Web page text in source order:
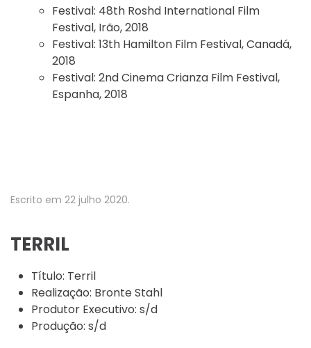
Festival: 48th Roshd International Film
Festival, Irão, 2018
Festival: 13th Hamilton Film Festival, Canadá,
2018
Festival: 2nd Cinema Crianza Film Festival,
Espanha, 2018
Escrito em 22 julho 2020.
TERRIL
Título: Terril
Realização: Bronte Stahl
Produtor Executivo: s/d
Produção: s/d